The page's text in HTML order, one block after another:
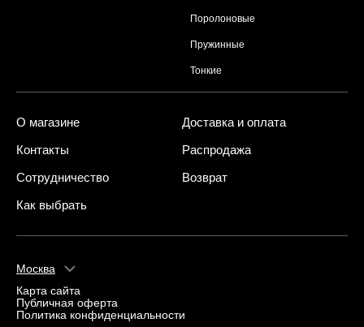
Поролоновые
Пружинные
Тонкие
О магазине
Доставка и оплата
Контакты
Распродажа
Сотрудничество
Возврат
Как выбрать
Москва
Карта сайта
Публичная оферта
Политика конфиденциальности